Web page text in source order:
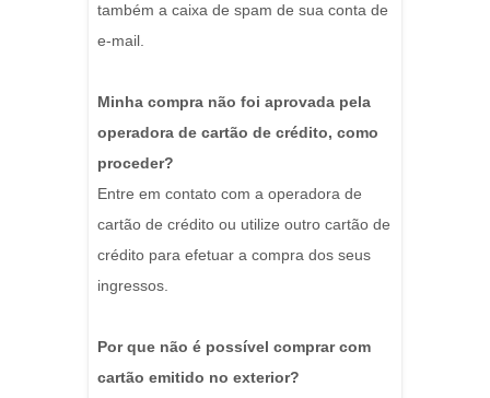
também a caixa de spam de sua conta de
e-mail.
Minha compra não foi aprovada pela
operadora de cartão de crédito, como
proceder?
Entre em contato com a operadora de
cartão de crédito ou utilize outro cartão de
crédito para efetuar a compra dos seus
ingressos.
Por que não é possível comprar com
cartão emitido no exterior?